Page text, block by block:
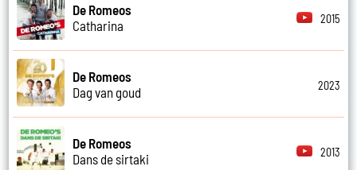
De Romeos
Catharina
2015
De Romeos
Dag van goud
2023
De Romeos
Dans de sirtaki
2013